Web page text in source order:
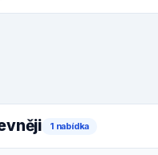
1 nabídka